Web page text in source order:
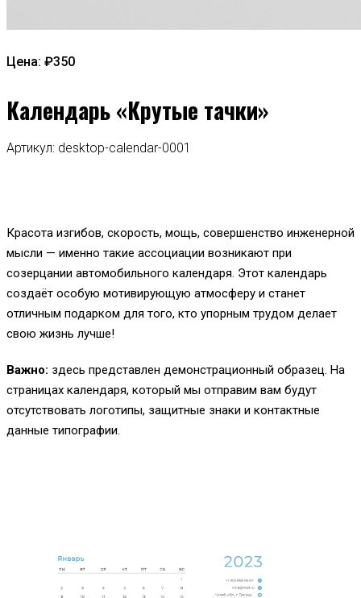
Цена: ₽350
Календарь «Крутые тачки»
Артикул: desktop-calendar-0001
Красота изгибов, скорость, мощь, совершенство инженерной
мысли — именно такие ассоциации возникают при
созерцании автомобильного календаря. Этот календарь
создаёт особую мотивирующую атмосферу и станет
отличным подарком для того, кто упорным трудом делает
свою жизнь лучше!
Важно: здесь представлен демонстрационный образец. На
страницах календаря, который мы отправим вам будут
отсутствовать логотипы, защитные знаки и контактные
данные типографии.